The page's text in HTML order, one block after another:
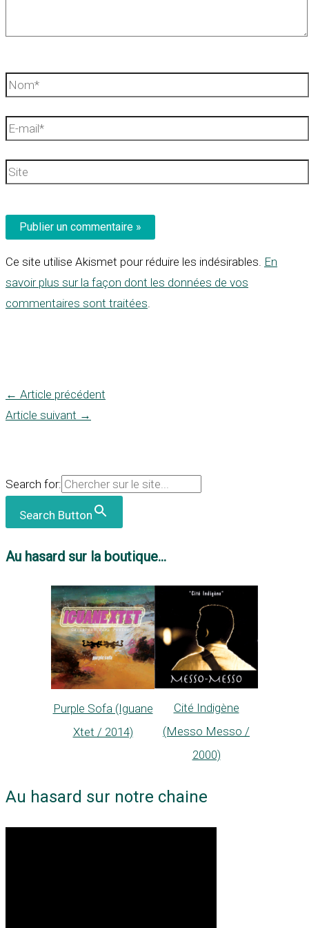
Nom*
E-
Site
Ce site utilise Akismet pour réduire les indésirables. En
savoir plus sur la façon dont les données de vos
commentaires sont traitées.
← Article précédent
Article suivant →
Search for:
Search Button
Au hasard sur la boutique...
Purple Sofa (Iguane
Xtet / 2014)
Cité Indigène
(Messo Messo /
2000)
Au hasard sur notre chaine